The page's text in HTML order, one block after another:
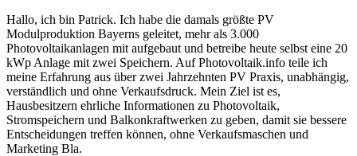
Hallo, ich bin Patrick. Ich habe die damals größte PV
Modulproduktion Bayerns geleitet, mehr als 3.000
Photovoltaikanlagen mit aufgebaut und betreibe heute selbst eine 20
kWp Anlage mit zwei Speichern. Auf Photovoltaik.info teile ich
meine Erfahrung aus über zwei Jahrzehnten PV Praxis, unabhängig,
verständlich und ohne Verkaufsdruck. Mein Ziel ist es,
Hausbesitzern ehrliche Informationen zu Photovoltaik,
Stromspeichern und Balkonkraftwerken zu geben, damit sie bessere
Entscheidungen treffen können, ohne Verkaufsmaschen und
Marketing Bla.